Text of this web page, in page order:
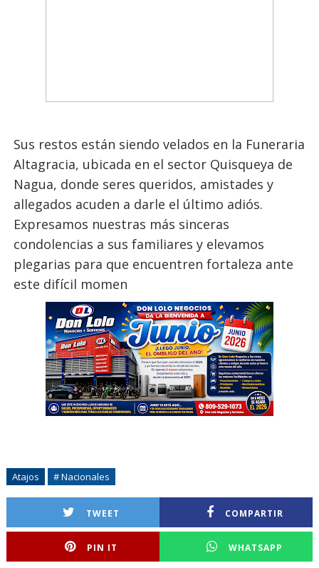
Sus restos están siendo velados en la Funeraria
Altagracia, ubicada en el sector Quisqueya de
Nagua, donde seres queridos, amistades y
allegados acuden a darle el último adiós.
Expresamos nuestras más sinceras
condolencias a sus familiares y elevamos
plegarias para que encuentren fortaleza ante
este difícil momen
Atajos # Nacionales
TWEET COMPARTIR
PIN IT WHATSAPP